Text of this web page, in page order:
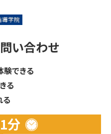
い合わせ
できる
る
る
分